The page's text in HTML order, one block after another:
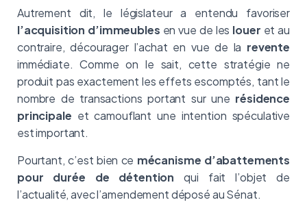
Autrement dit, le législateur a entendu favoriser
l’acquisition d’immeubles en vue de les louer et au
contraire, décourager l’achat en vue de la revente
immédiate. Comme on le sait, cette stratégie ne
produit pas exactement les effets escomptés, tant le
nombre de transactions portant sur une résidence
principale et camouflant une intention spéculative
est important.
Pourtant, c’est bien ce mécanisme d’abattements
pour durée de détention qui fait l’objet de
l’actualité, avec l’amendement déposé au Sénat.